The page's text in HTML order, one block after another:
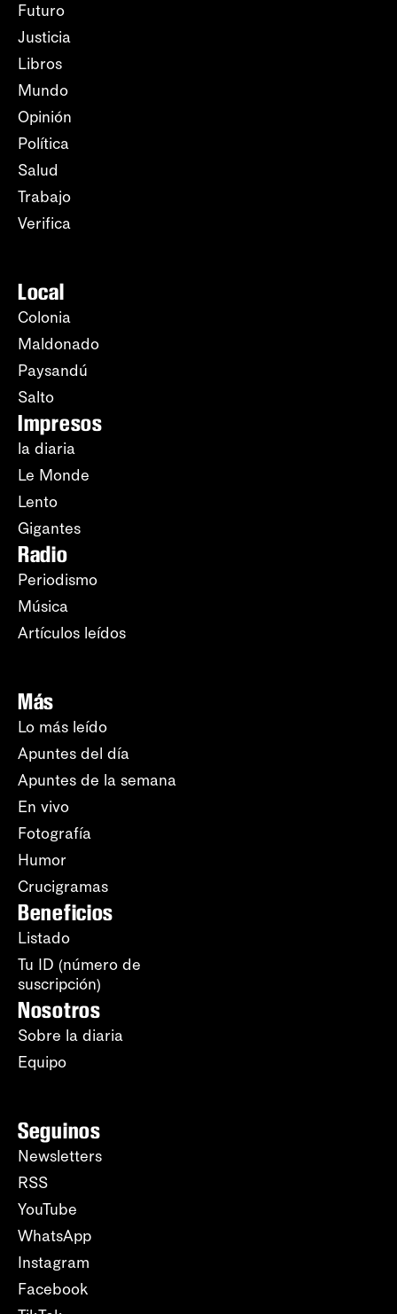
Futuro
Justicia
Libros
Mundo
Opinión
Política
Salud
Trabajo
Verifica
Local
Colonia
Maldonado
Paysandú
Salto
Impresos
la diaria
Le Monde
Lento
Gigantes
Radio
Periodismo
Música
Artículos leídos
Más
Lo más leído
Apuntes del día
Apuntes de la semana
En vivo
Fotografía
Humor
Crucigramas
Beneficios
Listado
Tu ID (número de
suscripción)
Nosotros
Sobre la diaria
Equipo
Seguinos
Newsletters
RSS
YouTube
WhatsApp
Instagram
Facebook